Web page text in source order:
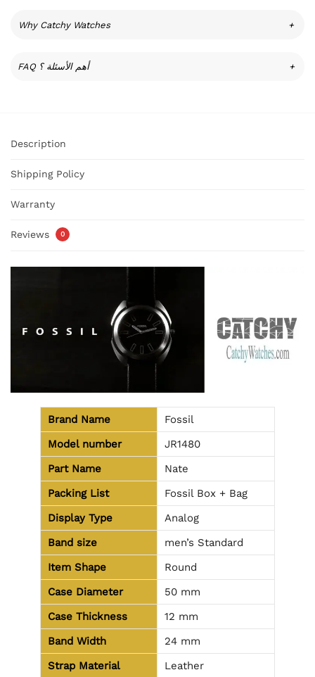
Why Catchy Watches +
FAQ أهم الأسئلة ؟ +
Description
Shipping Policy
Warranty
Reviews 0
Brand Name
Fossil
Model number
JR1480
Part Name
Nate
Packing List
Fossil Box + Bag
Display Type
Analog
Band size
men’s Standard
Item Shape
Round
Case Diameter
50 mm
Case Thickness
12 mm
Band Width
24 mm
Strap Material
Leather